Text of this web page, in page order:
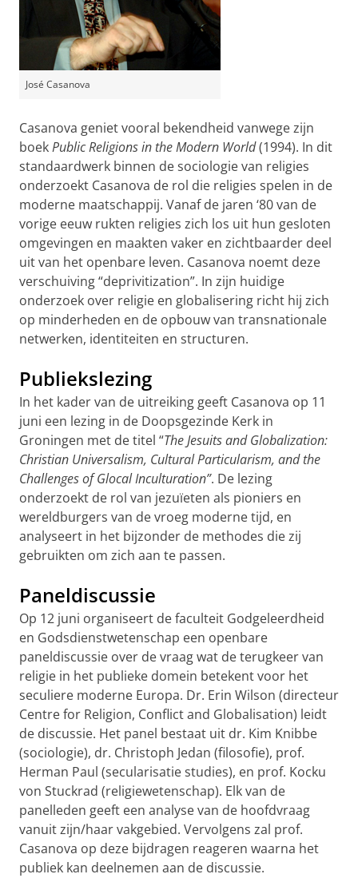
José Casanova
Casanova geniet vooral bekendheid vanwege zijn
boekPublic Religions in the Modern World(1994). In dit
standaardwerk binnen de sociologie van religies
onderzoekt Casanova de rol die religies spelen in de
moderne maatschappij. Vanaf de jaren ‘80 van de
vorige eeuw rukten religies zich los uit hun gesloten
omgevingen en maakten vaker en zichtbaarder deel
uit van het openbare leven. Casanova noemt deze
verschuiving “deprivitization”. In zijn huidige
onderzoek over religie en globalisering richt hij zich
op minderheden en de opbouw van transnationale
netwerken, identiteiten en structuren.
Publiekslezing
In het kader van de uitreiking geeft Casanova op 11
juni een lezing in de Doopsgezinde Kerk in
Groningen met de titel “The Jesuits and Globalization:
Christian Universalism, Cultural Particularism, and the
Challenges of Glocal Inculturation”. De lezing
onderzoekt de rol van jezuïeten als pioniers en
wereldburgers van de vroeg moderne tijd, en
analyseert in het bijzonder de methodes die zij
gebruikten om zich aan te passen.
Paneldiscussie
Op 12 juni organiseert de faculteit Godgeleerdheid
en Godsdienstwetenschap een openbare
paneldiscussie over de vraag wat de terugkeer van
religie in het publieke domein betekent voor het
seculiere moderne Europa. Dr. Erin Wilson (directeur
Centre for Religion, Conflict and Globalisation) leidt
de discussie. Het panel bestaat uit dr. Kim Knibbe
(sociologie), dr. Christoph Jedan (filosofie), prof.
Herman Paul (secularisatie studies), en prof. Kocku
von Stuckrad (religiewetenschap). Elk van de
panelleden geeft een analyse van de hoofdvraag
vanuit zijn/haar vakgebied. Vervolgens zal prof.
Casanova op deze bijdragen reageren waarna het
publiek kan deelnemen aan de discussie.